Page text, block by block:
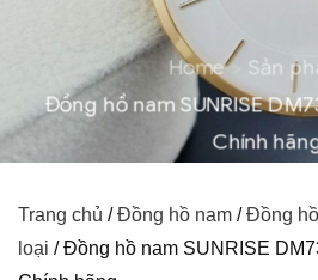
Home
Sản
Đồng hồ nam SUNRISE
Chính
Trang chủ /Đồng hồ nam /Đồng
loại / Đồng hồ nam SUNRISE